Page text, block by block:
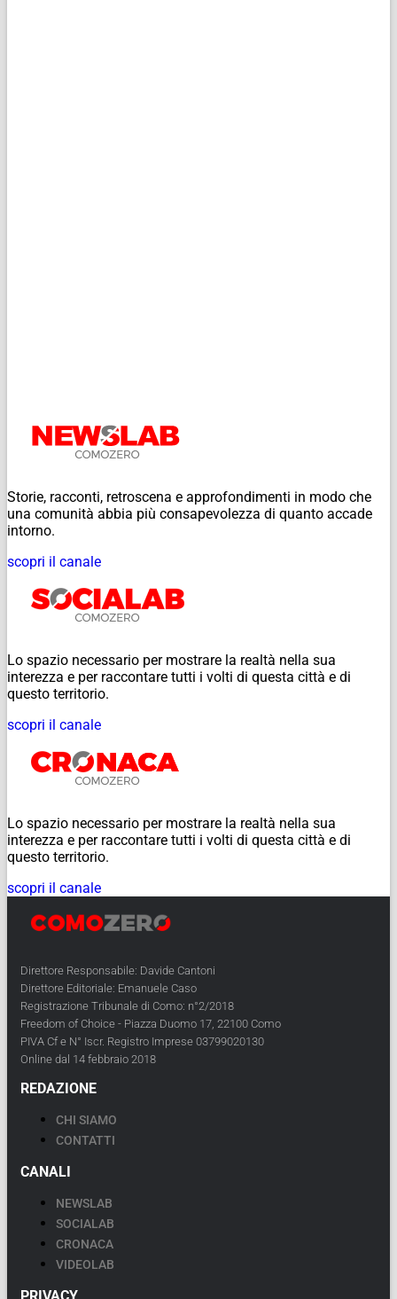
Storie, racconti, retroscena e approfondimenti in modo che
una comunità abbia più consapevolezza di quanto accade
intorno.
scopri il canale
Lo spazio necessario per mostrare la realtà nella sua
interezza e per raccontare tutti i volti di questa città e di
questo territorio.
scopri il canale
Lo spazio necessario per mostrare la realtà nella sua
interezza e per raccontare tutti i volti di questa città e di
questo territorio.
scopri il canale
Direttore Responsabile: Davide Cantoni
Direttore Editoriale: Emanuele Caso
Registrazione Tribunale di Como: n°2/2018
Freedom of Choice - Piazza Duomo 17, 22100 Como
PIVA Cf e N° Iscr. Registro Imprese 03799020130
Online dal 14 febbraio 2018
REDAZIONE
CHI SIAMO
CONTATTI
CANALI
NEWSLAB
SOCIALAB
CRONACA
VIDEOLAB
PRIVACY